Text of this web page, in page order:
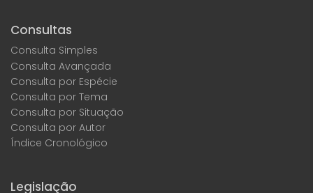
Consultas
Consulta Simples
Consulta Avançada
Consulta por Espécie
Consulta por Tema
Consulta por Situação
Consulta por Autor
Índice Cronológico
Legislação